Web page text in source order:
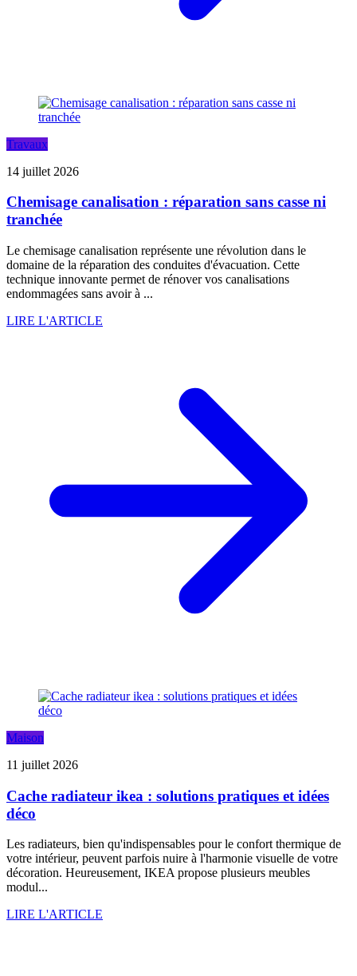
Travaux
14 juillet 2026
Chemisage canalisation : réparation sans casse ni
tranchée
Le chemisage canalisation représente une révolution dans le
domaine de la réparation des conduites d'évacuation. Cette
technique innovante permet de rénover vos canalisations
endommagées sans avoir à ...
LIRE L'ARTICLE
Maison
11 juillet 2026
Cache radiateur ikea : solutions pratiques et idées
déco
Les radiateurs, bien qu'indispensables pour le confort thermique de
votre intérieur, peuvent parfois nuire à l'harmonie visuelle de votre
décoration. Heureusement, IKEA propose plusieurs meubles
modul...
LIRE L'ARTICLE